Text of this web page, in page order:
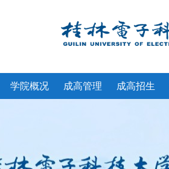
学院概况 成高管理 成高招生